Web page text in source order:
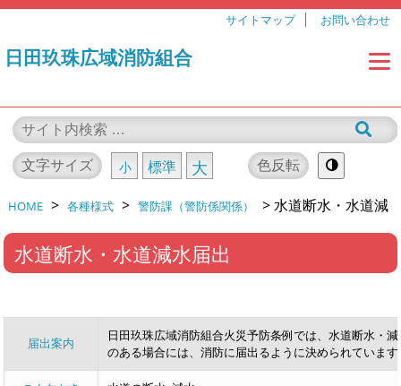
サイトマップ お問い合わせ
日田玖珠広域消防組合
文字サイズ 小 標準 大 色反転
HOME > 各種様式 > 警防課（警防係関係） >水道断水・水道減
水届出
水道断水・水道減水届出
届出案内
日田玖珠広域消防組合火災予防条例では、水道断水・
のある場合には、消防に届出るように決められていま